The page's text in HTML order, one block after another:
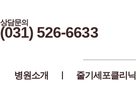
상담문의
(031) 526-6633
병원소개 줄기세포클리닉